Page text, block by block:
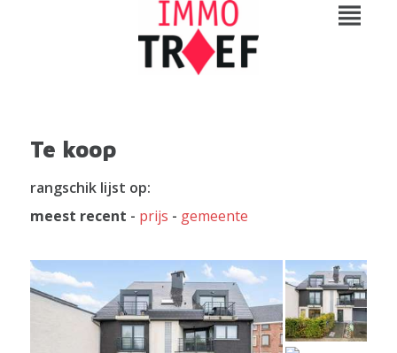
Te koop
rangschik lijst op:
meest recent - prijs - gemeente